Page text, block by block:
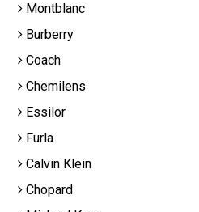
Montblanc
Burberry
Coach
Chemilens
Essilor
Furla
Calvin Klein
Chopard